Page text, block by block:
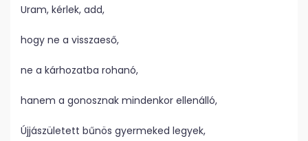
Uram, kérlek, add,
hogy ne a visszaeső,
ne a kárhozatba rohanó,
hanem a gonosznak mindenkor ellenálló,
Újjászületett bűnös gyermeked legyek,